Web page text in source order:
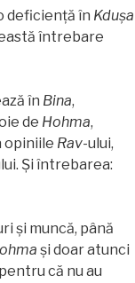
deficienţă în Kduşa
întrebare
în Bina,
de Hohma,
opiniile Rav-ului,
Şi întrebarea:
şi muncă, până
şi doar atunci
că nu au